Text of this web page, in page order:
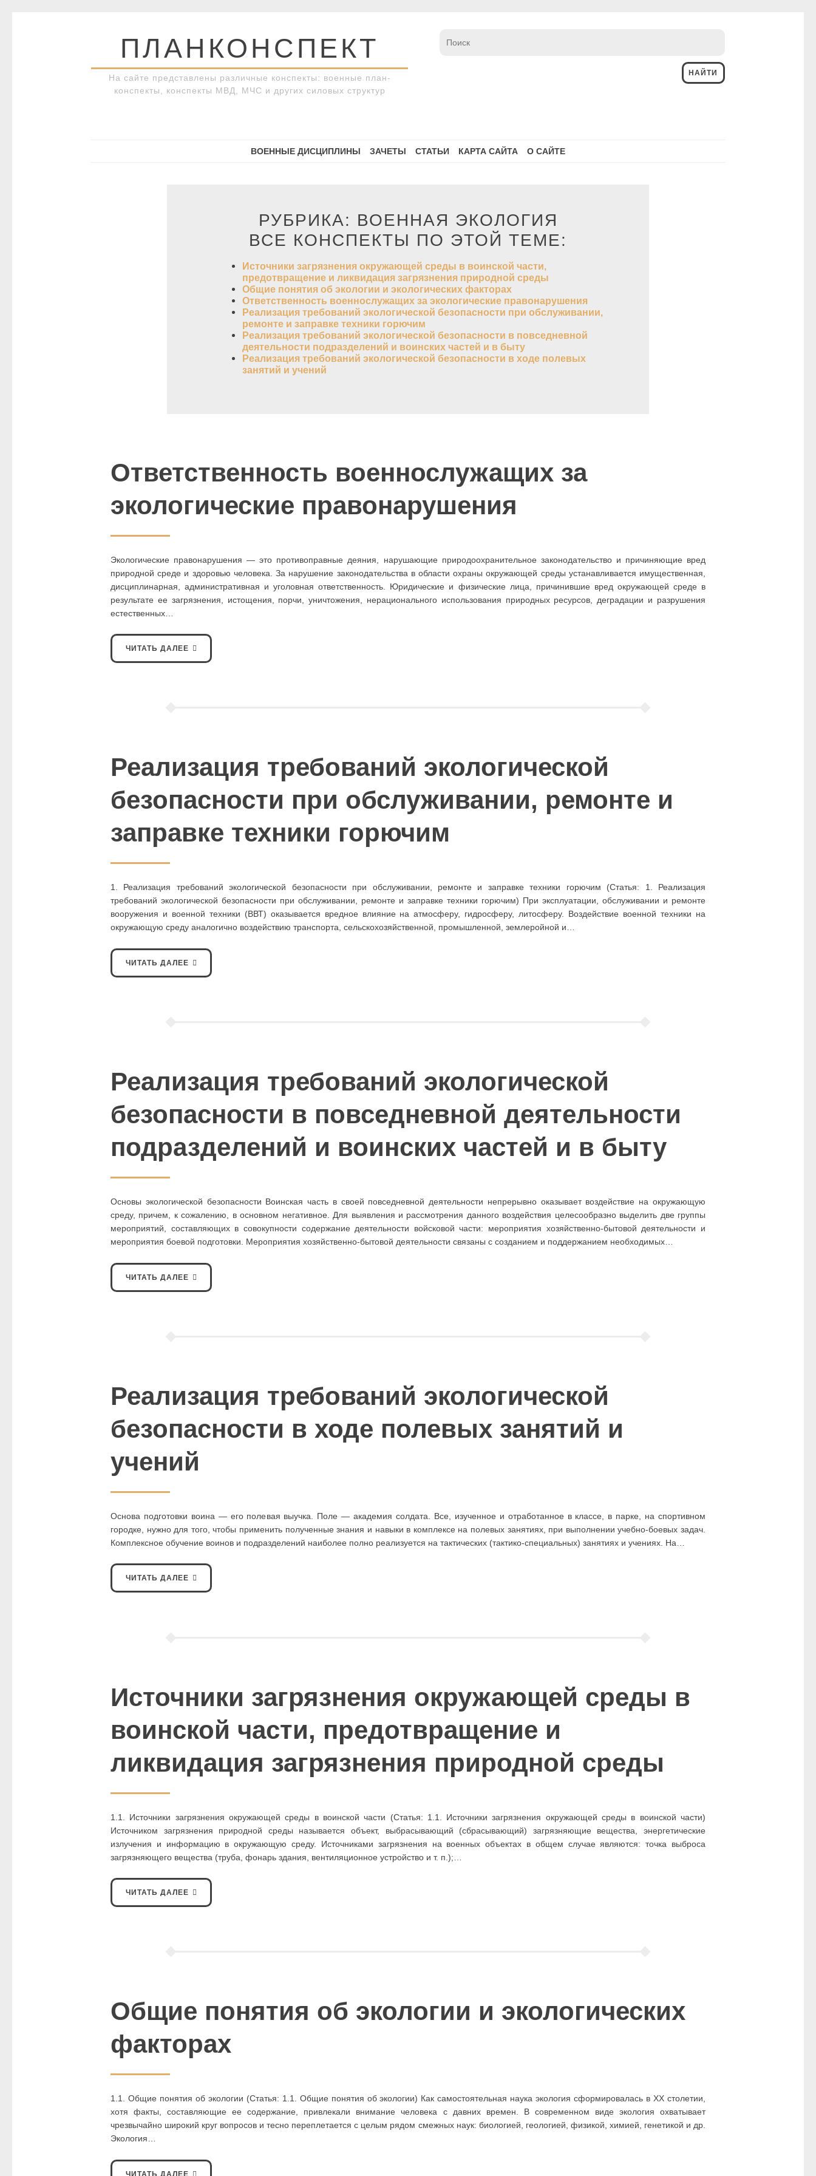
ПЛАНКОНСПЕКТ
На сайте представлены различные конспекты: военные план-
конспекты, конспекты МВД, МЧС и других силовых структур
ВОЕННЫЕ ДИСЦИПЛИНЫ ЗАЧЕТЫ СТАТЬИ КАРТА САЙТА О САЙТЕ
РУБРИКА: ВОЕННАЯ ЭКОЛОГИЯ
ВСЕ КОНСПЕКТЫ ПО ЭТОЙ ТЕМЕ:
Источники загрязнения окружающей среды в воинской части,
предотвращение и ликвидация загрязнения природной среды
Общие понятия об экологии и экологических факторах
Ответственность военнослужащих за экологические правонарушения
Реализация требований экологической безопасности при обслуживании,
ремонте и заправке техники горючим
Реализация требований экологической безопасности в повседневной
деятельности подразделений и воинских частей и в быту
Реализация требований экологической безопасности в ходе полевых
занятий и учений
Ответственность военнослужащих за
экологические правонарушения
Экологические правонарушения — это противоправные деяния, нарушающие природоохранительное законодательство и причиняющие вред
природной среде и здоровью человека. За нарушение законодательства в области охраны окружающей среды устанавливается имущественная,
дисциплинарная, административная и уголовная ответственность. Юридические и физические лица, причинившие вред окружающей среде в
результате ее загрязнения, истощения, порчи, уничтожения, нерационального использования природных ресурсов, деградации и разрушения
естественных…
ЧИТАТЬ ДАЛЕЕ
Реализация требований экологической
безопасности при обслуживании, ремонте и
заправке техники горючим
1. Реализация требований экологической безопасности при обслуживании, ремонте и заправке техники горючим (Статья: 1. Реализация
требований экологической безопасности при обслуживании, ремонте и заправке техники горючим) При эксплуатации, обслуживании и ремонте
вооружения и военной техники (ВВТ) оказывается вредное влияние на атмосферу, гидросферу, литосферу. Воздействие военной техники на
окружающую среду аналогично воздействию транспорта, сельскохозяйственной, промышленной, землеройной и…
ЧИТАТЬ ДАЛЕЕ
Реализация требований экологической
безопасности в повседневной деятельности
подразделений и воинских частей и в быту
Основы экологической безопасности Воинская часть в своей повседневной деятельности непрерывно оказывает воздействие на окружающую
среду, причем, к сожалению, в основном негативное. Для выявления и рассмотрения данного воздействия целесообразно выделить две группы
мероприятий, составляющих в совокупности содержание деятельности войсковой части: мероприятия хозяйственно-бытовой деятельности и
мероприятия боевой подготовки. Мероприятия хозяйственно-бытовой деятельности связаны с созданием и поддержанием необходимых…
ЧИТАТЬ ДАЛЕЕ
Реализация требований экологической
безопасности в ходе полевых занятий и
учений
Основа подготовки воина — его полевая выучка. Поле — академия солдата. Все, изученное и отработанное в классе, в парке, на спортивном
городке, нужно для того, чтобы применить полученные знания и навыки в комплексе на полевых занятиях, при выполнении учебно-боевых задач.
Комплексное обучение воинов и подразделений наиболее полно реализуется на тактических (тактико-специальных) занятиях и учениях. На…
ЧИТАТЬ ДАЛЕЕ
Источники загрязнения окружающей среды в
воинской части, предотвращение и
ликвидация загрязнения природной среды
1.1. Источники загрязнения окружающей среды в воинской части (Статья: 1.1. Источники загрязнения окружающей среды в воинской части)
Источником загрязнения природной среды называется объект, выбрасывающий (сбрасывающий) загрязняющие вещества, энергетические
излучения и информацию в окружающую среду. Источниками загрязнения на военных объектах в общем случае являются: точка выброса
загрязняющего вещества (труба, фонарь здания, вентиляционное устройство и т. п.);…
ЧИТАТЬ ДАЛЕЕ
Общие понятия об экологии и экологических
факторах
1.1. Общие понятия об экологии (Статья: 1.1. Общие понятия об экологии) Как самостоятельная наука экология сформировалась в XX столетии,
хотя факты, составляющие ее содержание, привлекали внимание человека с давних времен. В современном виде экология охватывает
чрезвычайно широкий круг вопросов и тесно переплетается с целым рядом смежных наук: биологией, геологией, физикой, химией, генетикой и др.
Экология…
ЧИТАТЬ ДАЛЕЕ